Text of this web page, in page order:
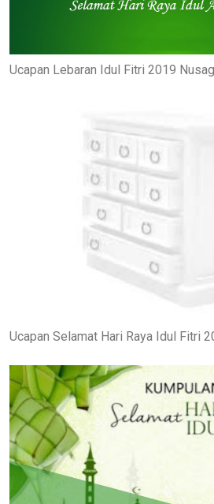
Ucapan Lebaran Idul Fitri 2019
Ucapan Selamat Hari Raya Idul Fitri